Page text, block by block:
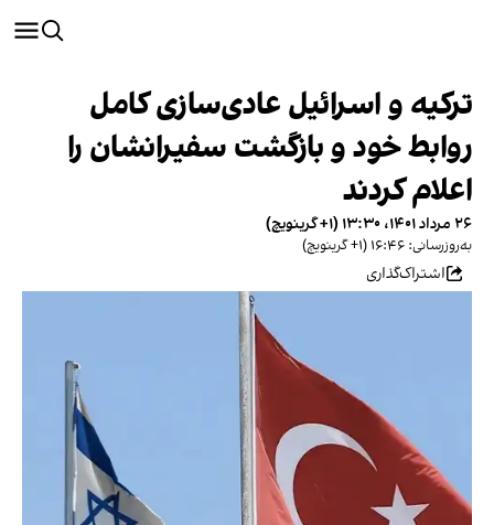
ترکیه و اسرائیل عادی‌سازی کامل
روابط خود و بازگشت سفیرانشان را
اعلام کردند
۲۶ مرداد ۱۴۰۱، ۱۳:۳۰ (‎+۱ گرینویچ)
به‌روزرسانی: ۱۶:۴۶ (‎+۱ گرینویچ)
اشتراک‌گذاری